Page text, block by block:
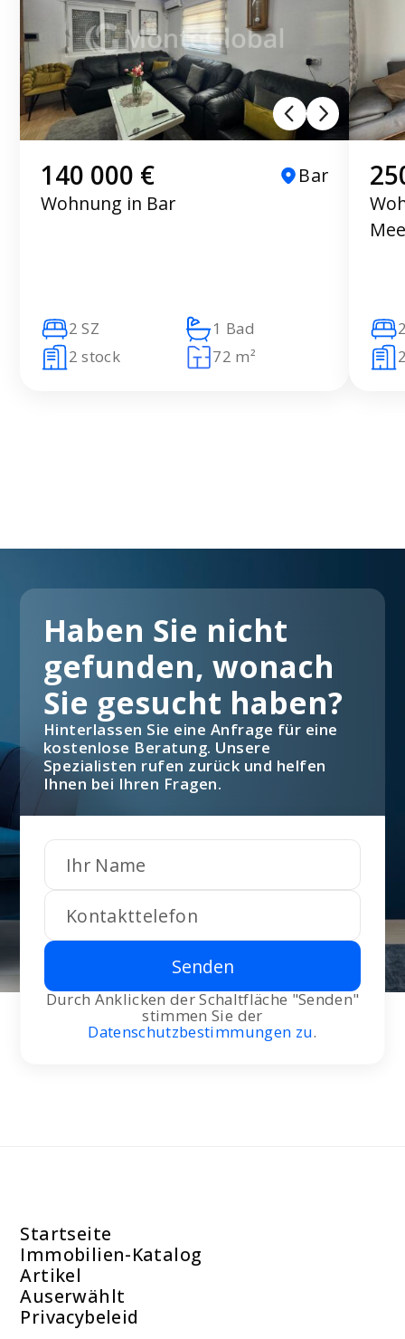
140 000 €
Bar
Wohnung in Bar
2 SZ
1 Bad
2 stock
72 m²
Senden
Durch Anklicken der Schaltfläche "Senden"
stimmen Sie der
Datenschutzbestimmungen zu.
Haben Sie nicht
gefunden, wonach
Sie gesucht haben?
Hinterlassen Sie eine Anfrage für eine
kostenlose Beratung. Unsere
Spezialisten rufen zurück und helfen
Ihnen bei Ihren Fragen.
Startseite
Immobilien-Katalog
Artikel
Auserwählt
Privacybeleid